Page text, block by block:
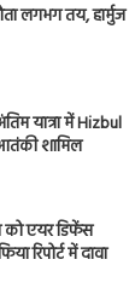
लगभग तय, हार्मुज
यात्रा में Hizbul
शामिल
को एयर डिफेंस
रिपोर्ट में दावा